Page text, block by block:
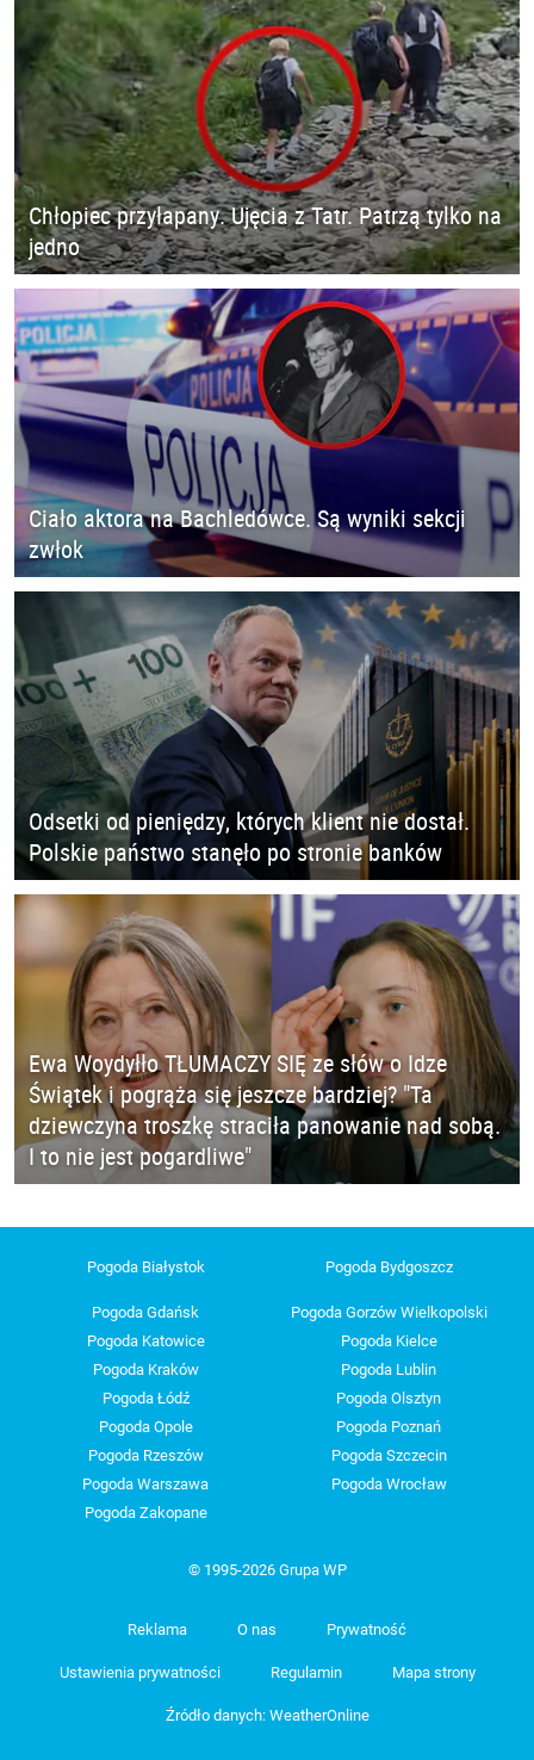
Chłopiec przyłapany. Ujęcia z Tatr. Patrzą tylko na
jedno
Ciało aktora na Bachledówce. Są wyniki sekcji
zwłok
Odsetki od pieniędzy, których klient nie dostał.
Polskie państwo stanęło po stronie banków
Ewa Woydyłło TŁUMACZY SIĘ ze słów o Idze
Świątek i pogrąża się jeszcze bardziej? "Ta
dziewczyna troszkę straciła panowanie nad sobą.
I to nie jest pogardliwe"
Pogoda Białystok Pogoda Bydgoszcz
Pogoda Gdańsk
Pogoda Gorzów Wielkopolski
Pogoda Katowice
Pogoda Kielce
Pogoda Kraków
Pogoda Lublin
Pogoda Łódź
Pogoda Olsztyn
Pogoda Opole
Pogoda Poznań
Pogoda Rzeszów
Pogoda Szczecin
Pogoda Warszawa
Pogoda Wrocław
Pogoda Zakopane
© 1995-2026 Grupa WP
Reklama O nas Prywatność
Ustawienia prywatności Regulamin Mapa strony
Źródło danych: WeatherOnline